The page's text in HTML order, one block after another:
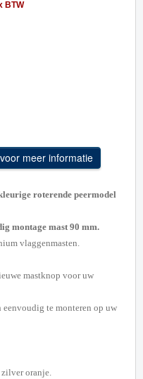
BTW
roterende peermodel
montage mast 90 mm.
vlaggenmasten.
mastknop voor uw
te monteren op uw
oranje.